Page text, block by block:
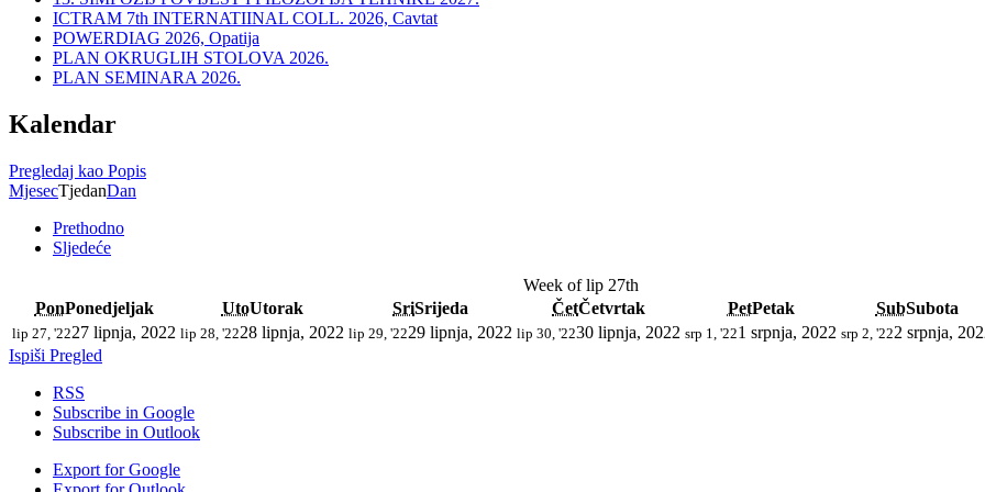
ICTRAM 7th INTERNATIINAL COLL. 2026, Cavtat
POWERDIAG 2026, Opatija
PLAN OKRUGLIH STOLOVA 2026.
PLAN SEMINARA 2026.
Kalendar
Pregledaj kao Popis
MjesecTjedanDan
Prethodno
Sljedeće
Week of lip 27th
PonPonedjeljak UtoUtorak SriSrijeda ČetČetvrtak PetPetak SubSubota
lip 27, '2227 lipnja, 2022 lip 28, '2228 lipnja, 2022 lip 29, '2229 lipnja, 2022 lip 30, '2230 lipnja, 2022 srp 1, '221 srpnja, 2022 srp 2, '222 srpnja,
Ispiši Pregled
RSS
Subscribe in Google
Subscribe in Outlook
Export forGoogle